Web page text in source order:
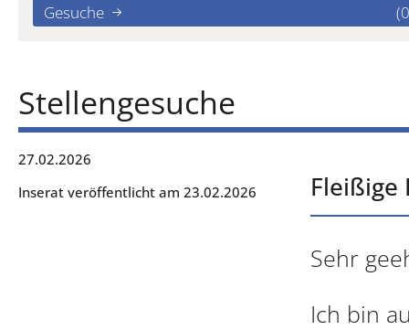
Gesuche
Stellengesuche
27.02.2026
Inserat veröffentlicht am 23.02.2026
Fleißige
Sehr
Ich bin